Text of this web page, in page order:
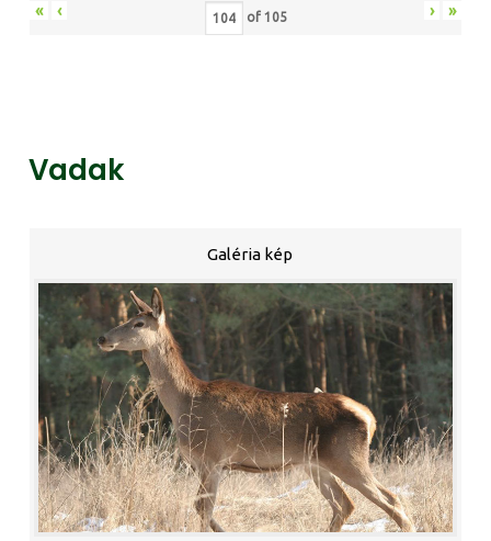
« ‹ of 105 › »
Vadak
Galéria kép